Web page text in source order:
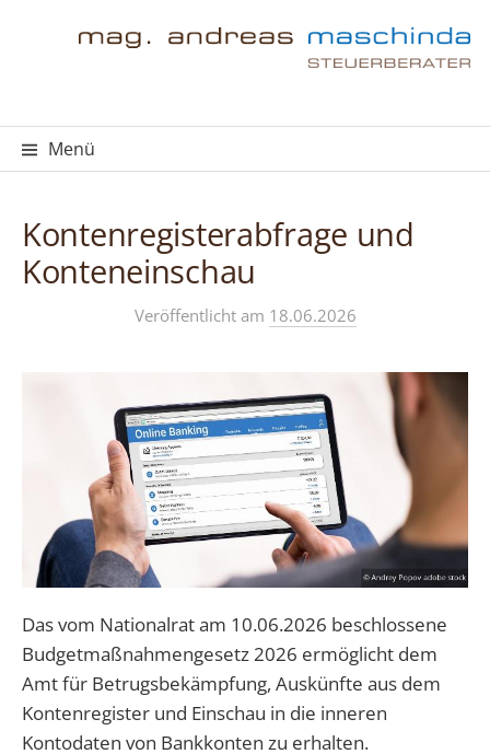
Menü
Kontenregisterabfrage und
Konteneinschau
Veröffentlicht am 18.06.2026
Das vom Nationalrat am 10.06.2026 beschlossene
Budgetmaßnahmengesetz 2026 ermöglicht dem
Amt für Betrugsbekämpfung, Auskünfte aus dem
Kontenregister und Einschau in die inneren
Kontodaten von Bankkonten zu erhalten.